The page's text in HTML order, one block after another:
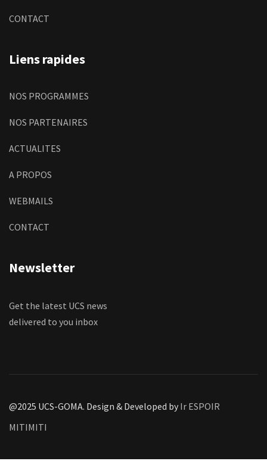
CONTACT
Liens rapides
NOS PROGRAMMES
NOS PARTENAIRES
ACTUALITES
A PROPOS
WEBMAILS
CONTACT
Newsletter
Get the latest UCS news
delivered to you inbox
@2025 UCS-GOMA. Design & Developed by Ir ESPOIR
MITIMITI